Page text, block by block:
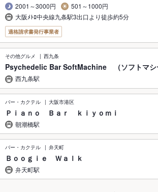
2001～3000円
501～1000円
大阪ﾒﾄﾛ中央線九条駅3出口より徒歩約5分
適格請求書発行事業者
その他グルメ 西九条
Psychedelic Bar SoftMachine （ソフトマシ
西九条駅
バー・カクテル 大阪市港区
Ｐｉａｎｏ Ｂａｒ ｋｉｙｏｍｉ
朝潮橋駅
バー・カクテル 弁天町
Ｂｏｏｇｉｅ Ｗａｌｋ
弁天町駅